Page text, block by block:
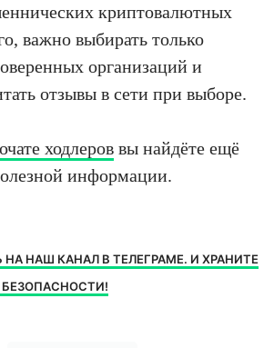
криптовалютных
важно выбирать только
организаций и
отзывы в сети при выборе.
ходлеров вы найдёте ещё
информации.
НАШ КАНАЛ В ТЕЛЕГРАМЕ. И ХРАНИТЕ